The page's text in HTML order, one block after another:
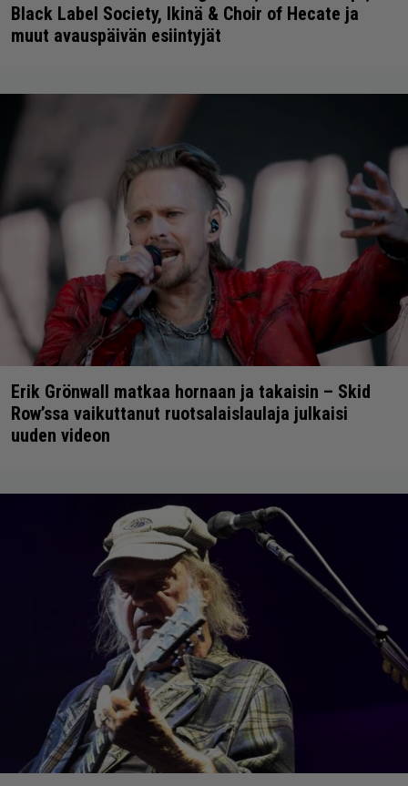
Black Label Society, Ikinä & Choir of Hecate ja
muut avauspäivän esiintyjät
Erik Grönwall matkaa hornaan ja takaisin – Skid
Row’ssa vaikuttanut ruotsalaislaulaja julkaisi
uuden videon